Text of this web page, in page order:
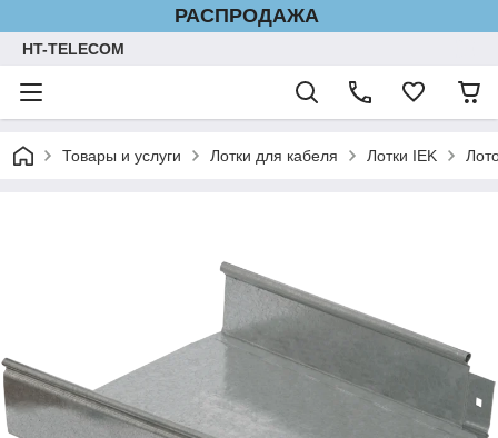
РАСПРОДАЖА
HT-TELECOM
Товары и услуги Лотки для кабеля Лотки IEK